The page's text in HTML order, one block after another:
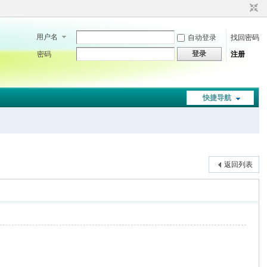
用户名 自动登录
找回密码
密码
登录 注册
快捷导航
返回列表